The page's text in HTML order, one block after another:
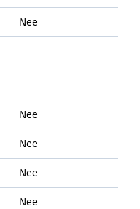
Nee
Nee
Nee
Nee
Nee